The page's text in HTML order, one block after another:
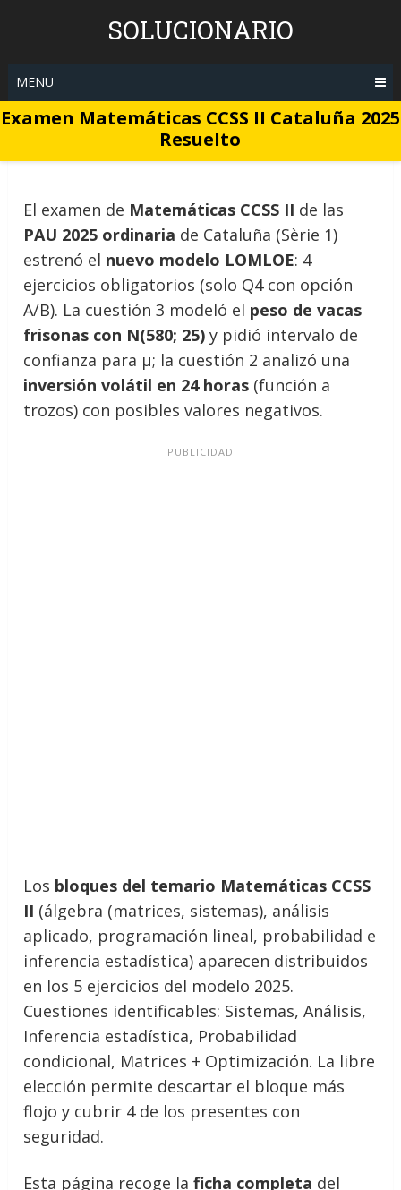
SOLUCIONARIO
MENU
Examen Matemáticas CCSS II Cataluña 2025
Resuelto
El examen de Matemáticas CCSS II de las
PAU 2025 ordinaria de Cataluña (Sèrie 1)
estrenó el nuevo modelo LOMLOE: 4
ejercicios obligatorios (solo Q4 con opción
A/B). La cuestión 3 modeló el peso de vacas
frisonas con N(580; 25) y pidió intervalo de
confianza para μ; la cuestión 2 analizó una
inversión volátil en 24 horas (función a
trozos) con posibles valores negativos.
Los bloques del temario Matemáticas CCSS
II (álgebra (matrices, sistemas), análisis
aplicado, programación lineal, probabilidad e
inferencia estadística) aparecen distribuidos
en los 5 ejercicios del modelo 2025.
Cuestiones identificables: Sistemas, Análisis,
Inferencia estadística, Probabilidad
condicional, Matrices + Optimización. La libre
elección permite descartar el bloque más
flojo y cubrir 4 de los presentes con
seguridad.
Esta página recoge laficha completa del